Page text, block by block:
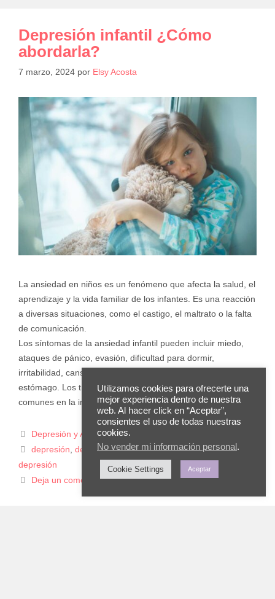
Depresión infantil ¿Cómo
abordarla?
7 marzo, 2024 por Elsy Acosta
La ansiedad en niños es un fenómeno que afecta la salud, el
aprendizaje y la vida familiar de los infantes. Es una reacción
a diversas situaciones, como el castigo, el maltrato o la falta
de comunicación.
Los síntomas de la ansiedad infantil pueden incluir miedo,
ataques de pánico, evasión, dificultad para dormir,
irritabilidad, cansancio, dolores de cabeza o dolores de
estómago. Los trastornos de ansiedad en niños son más
comunes en la infancia y pueden durar hasta la edad adulta.
Depresión y Ansiedad
depresión,depresión infantil,niños,padres,síntomas de
depresión
Deja un comentario
Utilizamos cookies para ofrecerte una
mejor experiencia dentro de nuestra
web. Al hacer click en “Aceptar”,
consientes el uso de todas nuestras
cookies.
No vender mi información personal .
Cookie Settings Aceptar